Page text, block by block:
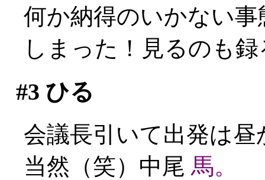
何か納得のいかない
しまった！見るのも
#3 ひる
会議長引いて出発は昼
当然（笑）中尾 馬。